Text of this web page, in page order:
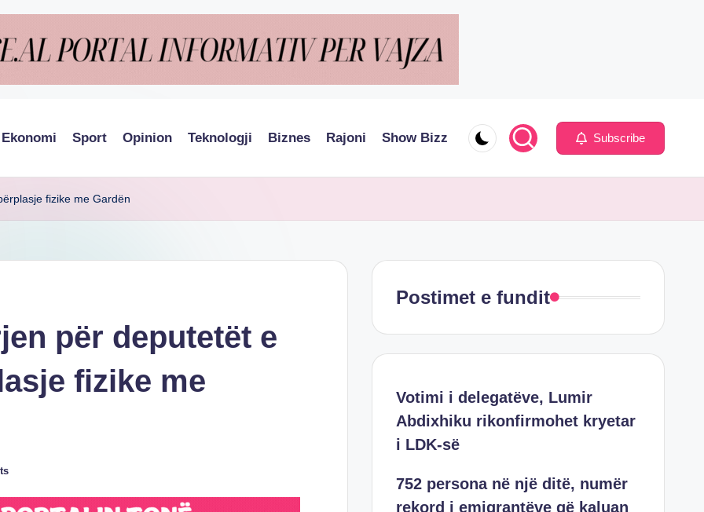
Ekonomi Sport Opinion Teknologji Biznes Rajoni Show Bizz Subscribe
fizike me Gardën
për deputetët e
fizike me
Postimet e fundit
Votimi i delegatëve, Lumir
Abdixhiku rikonfirmohet kryetar
i LDK-së
752 persona në një ditë, numër
rekord i emigrantëve që kaluan